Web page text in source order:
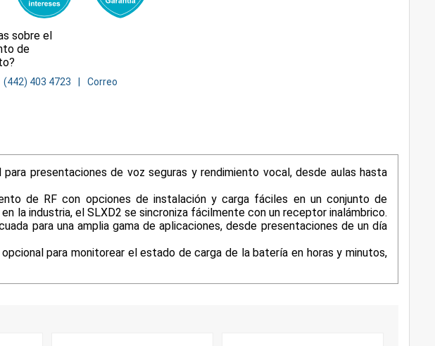
sobre el
de
(442) 403 4723 Correo
presentaciones de voz seguras y rendimiento vocal, desde aulas hasta
de RF con opciones de instalación y carga fáciles en un conjunto de
la industria, el SLXD2 se sincroniza fácilmente con un receptor inalámbrico.
para una amplia gama de aplicaciones, desde presentaciones de un día
para monitorear el estado de carga de la batería en horas y minutos,